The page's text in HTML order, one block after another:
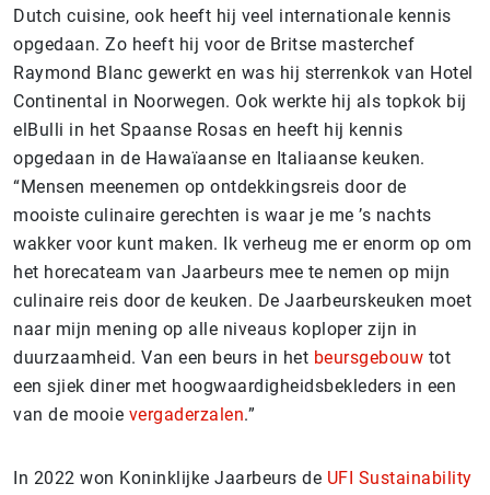
Dutch cuisine, ook heeft hij veel internationale kennis
opgedaan. Zo heeft hij voor de Britse masterchef
Raymond Blanc gewerkt en was hij sterrenkok van Hotel
Continental in Noorwegen. Ook werkte hij als topkok bij
elBulli in het Spaanse Rosas en heeft hij kennis
opgedaan in de Hawaïaanse en Italiaanse keuken.
“Mensen meenemen op ontdekkingsreis door de
mooiste culinaire gerechten is waar je me ’s nachts
wakker voor kunt maken. Ik verheug me er enorm op om
het horecateam van Jaarbeurs mee te nemen op mijn
culinaire reis door de keuken. De Jaarbeurskeuken moet
naar mijn mening op alle niveaus koploper zijn in
duurzaamheid. Van een beurs in het beursgebouw tot
een sjiek diner met hoogwaardigheidsbekleders in een
van de mooie vergaderzalen.”
In 2022 won Koninklijke Jaarbeurs de UFI Sustainability